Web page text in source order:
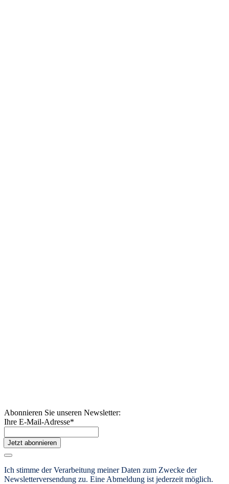
Abonnieren Sie unseren Newsletter:
Ihre E-Mail-Adresse*
Jetzt abonnieren
Ich stimme der Verarbeitung meiner Daten zum Zwecke der
Newsletterversendung zu. Eine Abmeldung ist jederzeit möglich.